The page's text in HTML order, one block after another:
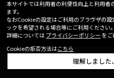
© MAPPA
本サイトでは利用者の利便性向上と利用
ます。
なおCookieの設定はご利用のブラウザの
ックを希望される場合等にご利用ください。
詳細については プライバシーポリシー をご
Cookieの拒否方法はこちら
理解しました